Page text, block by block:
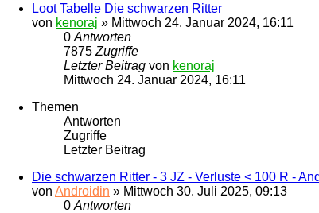
Loot Tabelle Die schwarzen Ritter
von kenoraj » Mittwoch 24. Januar 2024, 16:11
0Antworten
7875Zugriffe
Letzter Beitrag von kenoraj
Mittwoch 24. Januar 2024, 16:11
Themen
Antworten
Zugriffe
Letzter Beitrag
Die schwarzen Ritter - 3 JZ - Verluste < 100 R -
von Androidin » Mittwoch 30. Juli 2025, 09:13
0Antworten